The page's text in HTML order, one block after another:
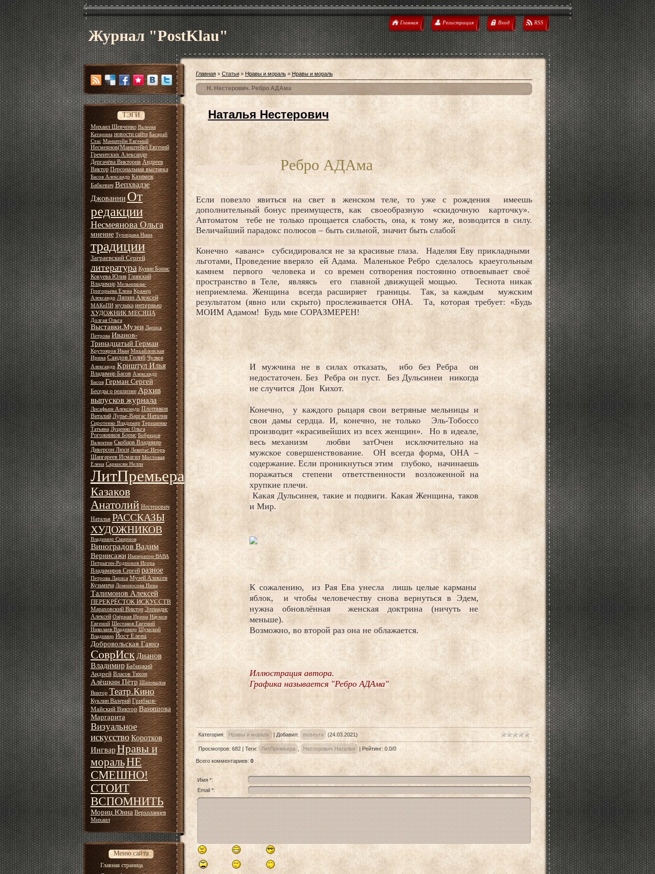
Журнал "PostKlau"
Главная Регистрация Вход RSS
ТЭГИ
Михаил Шевченко Валеева
Катарина новости сайта Басараб
Стас Манштейн Евгений
Несмеянов(Манштейн) Евгений
Гремитских Александр
Дергачёва Виктория Андреев
Виктор Персональная выставка
Басов Александр Казимеж
Бабкевич Вепхвадзе
Джованни От
редакции
Несмеянова Ольга
мнение Турицына Нина
традиции
Заграевский Сергей
литература Кунин Борис
Кокуева Юлия Глинский
Владимир Мельникова-
Григорьева Елена Крамер
Александр Ляпин Алексей
МАКиПИ музыка интервью
ХУДОЖНИК МЕСЯЦА
Долгая Ольга
Выставки.Музеи Лариса
Петрова Иванов-
Тринадцатый Герман
Крутояров Иван Михайловская
Ирина Саидов Голиб Чулков
Александр Криштул Илья
Владимир Басов Александр
Басов Герман Сергей
Беседы о реализме Архив
выпусков журнала
Лисафьин Александр Плотников
Виталий Лурье-Варгас Наталия
Сиротенко Владимир Терещенко
Татьяна Луценко Ольга
Рогожников Борис Бобрецов
Валентин Скобцов Владимир
Дикерсон Люси Левитас Игорь
Шангареев Исмагил Мостовая
Елена Саркисян Нелли
ЛитПремьера
Казаков
Анатолий Нестерович
Наталья РАССКАЗЫ
ХУДОЖНИКОВ
Владимир Смирнов
Виноградов Вадим
Вернисажи Император ВАВА
Петрыгин-Родионов Игорь
Владимиров Сергей разное
Петрова Лариса Музей Алексея
Кузьмича Ломоносова Нина
Талимонов Алексей
ПЕРЕКРЁСТОК ИСКУССТВ
Мараховский Виктор Элпиадис
Алексей Озёрная Ирина Наумов
Евгений Шестаков Евгений
Николаев Владимир Шумский
Владимир Йост Елена
Добровольская Гаянэ
СоврИскДианов
Владимир Бабицкий
Андрей Власов Тихон
Алёшкин Пётр Шаповалов
Виктор Театр.Кино
Куклин Валерий Грибков-
Майский Виктор Ваняшова
Маргарита
Визуальное
искусствоКоротков
ИнгварНравы и
моральНЕ
СМЕШНО!
СТОИТ
ВСПОМНИТЬ
Мориц Юнна Верхоланцев
Михаил
Меню сайта
Главная страница
Главная» Статьи» Нравы и мораль» Нравы и мораль
Н. Нестерович. Ребро АДАма
Наталья Нестерович
Ребро АДАма
Если повезло явиться на свет в женском теле, то уже с рождения имеешь
дополнительный бонус преимуществ, как своеобразную «скидочную карточку».
Автоматом тебе не только прощается слабость, она, к тому же, возводится в силу.
Величайший парадокс полюсов – быть сильной, значит быть слабой
Конечно «аванс» субсидировался не за красивые глаза. Наделяя Еву прикладными
льготами, Проведение вверяло ей Адама. Маленькое Ребро сделалось краеугольным
камнем первого человека и со времен сотворения постоянно отвоевывает своё
пространство в Теле, являясь его главной движущей мощью. Теснота никак
неприемлема. Женщина всегда расширяет границы. Так, за каждым мужским
результатом (явно или скрыто) прослеживается ОНА. Та, которая требует: «Будь
МОИМ Адамом! Будь мне СОРАЗМЕРЕН!
И мужчина не в силах отказать, ибо без Ребра он
недостаточен. Без Ребра он пуст. Без Дульсинеи никогда
не случится Дон Кихот.
Конечно, у каждого рыцаря свои ветряные мельницы и
свои дамы сердца. И, конечно, не только Эль-Тобоссо
производит «красивейших из всех женщин». Но в идеале,
весь механизм любви затОчен исключительно на
мужское совершенствование. ОН всегда форма, ОНА –
содержание. Если проникнуться этим глубоко, начинаешь
поражаться степени ответственности возложенной на
хрупкие плечи.
Какая Дульсинея, такие и подвиги. Какая Женщина, таков
и Мир.
К сожалению, из Рая Ева унесла лишь целые карманы
яблок, и чтобы человечеству снова вернуться в Эдем,
нужна обновлённая женская доктрина (ничуть не
меньше).
Возможно, во второй раз она не облажается.
Иллюстрация автора.
Графика называется "Ребро АДАма"
Категория: Нравы и мораль | Добавил: museyra (24.03.2021)
Просмотров: 682 | Теги: ЛитПремьера Нестерович Наталья |Рейтинг: 0.0/0
Всего комментариев: 0
Имя *:
Email *: